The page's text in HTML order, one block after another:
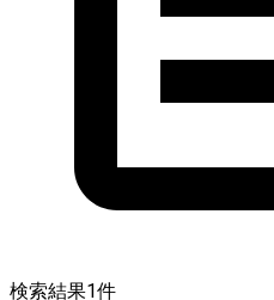
検索結果1件